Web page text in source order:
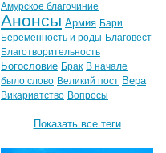
Амурское благочиние
Анонсы Армия Бари
Беременность и роды Благовест
Благотворительность
Богословие Брак В начале
было слово Великий пост Вера
Викариатство Вопросы
Показать все теги